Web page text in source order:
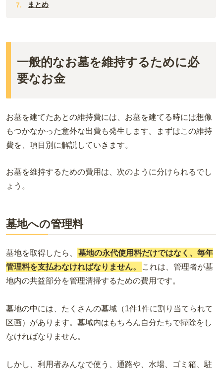
まとめ
一般的なお墓を維持するために必
要なお金
お墓を建てたあとの維持費には、お墓を建てる時には想像
もつかなかった意外な出費も発生します。まずはこの維持
費を、項目別に解説していきます。
お墓を維持するための費用は、次のように分けられるでし
ょう。
墓地への管理料
墓地を取得したら、
墓地の永代使用料だけではなく、毎年
管理料を支払わなければなりません。
これは、管理者が墓
地内の共益部分を管理清掃するための費用です。
墓地の中には、たくさんの墓域（1件1件に割り当てられて
区画）があります。墓域内はもちろん自分たちで掃除をし
なければなりません。
しかし、利用者みんなで使う、通路や、水場、ゴミ箱、駐